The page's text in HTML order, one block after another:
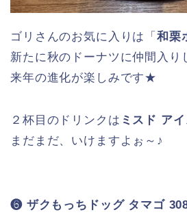
ないドーナツ♡
一見、食べ応えありそうですが
意外とずっしり感はなくペロリ
♡
以上が新作「 くりド 」の全２種